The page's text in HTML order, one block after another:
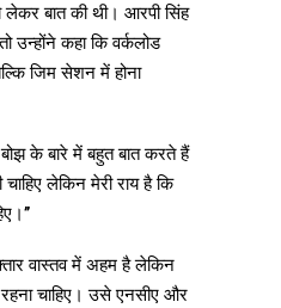
बात की थी। आरपी सिंह
उन्होंने कहा कि वर्कलोड
जिम सेशन में होना
के बारे में बहुत बात करते हैं
लेकिन मेरी राय है कि
वास्तव में अहम है लेकिन
चाहिए। उसे एनसीए और